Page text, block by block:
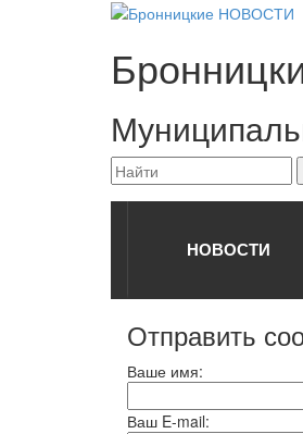
НОВОСТИ
Отправить
Ваше имя:
Ваш E-mail: